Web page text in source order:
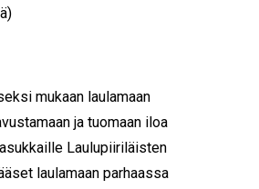
)
mukaan laulamaan
ja tuomaan iloa
Laulupiiriläisten
laulamaan parhaassa